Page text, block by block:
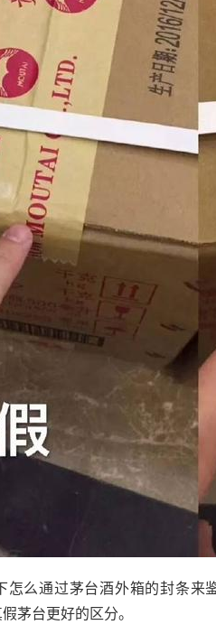
怎么通过茅台酒外箱的封条来
茅台更好的区分。